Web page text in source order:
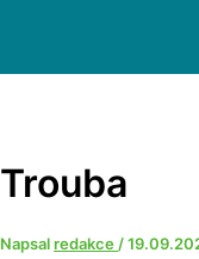
Trouba
Napsalredakce /